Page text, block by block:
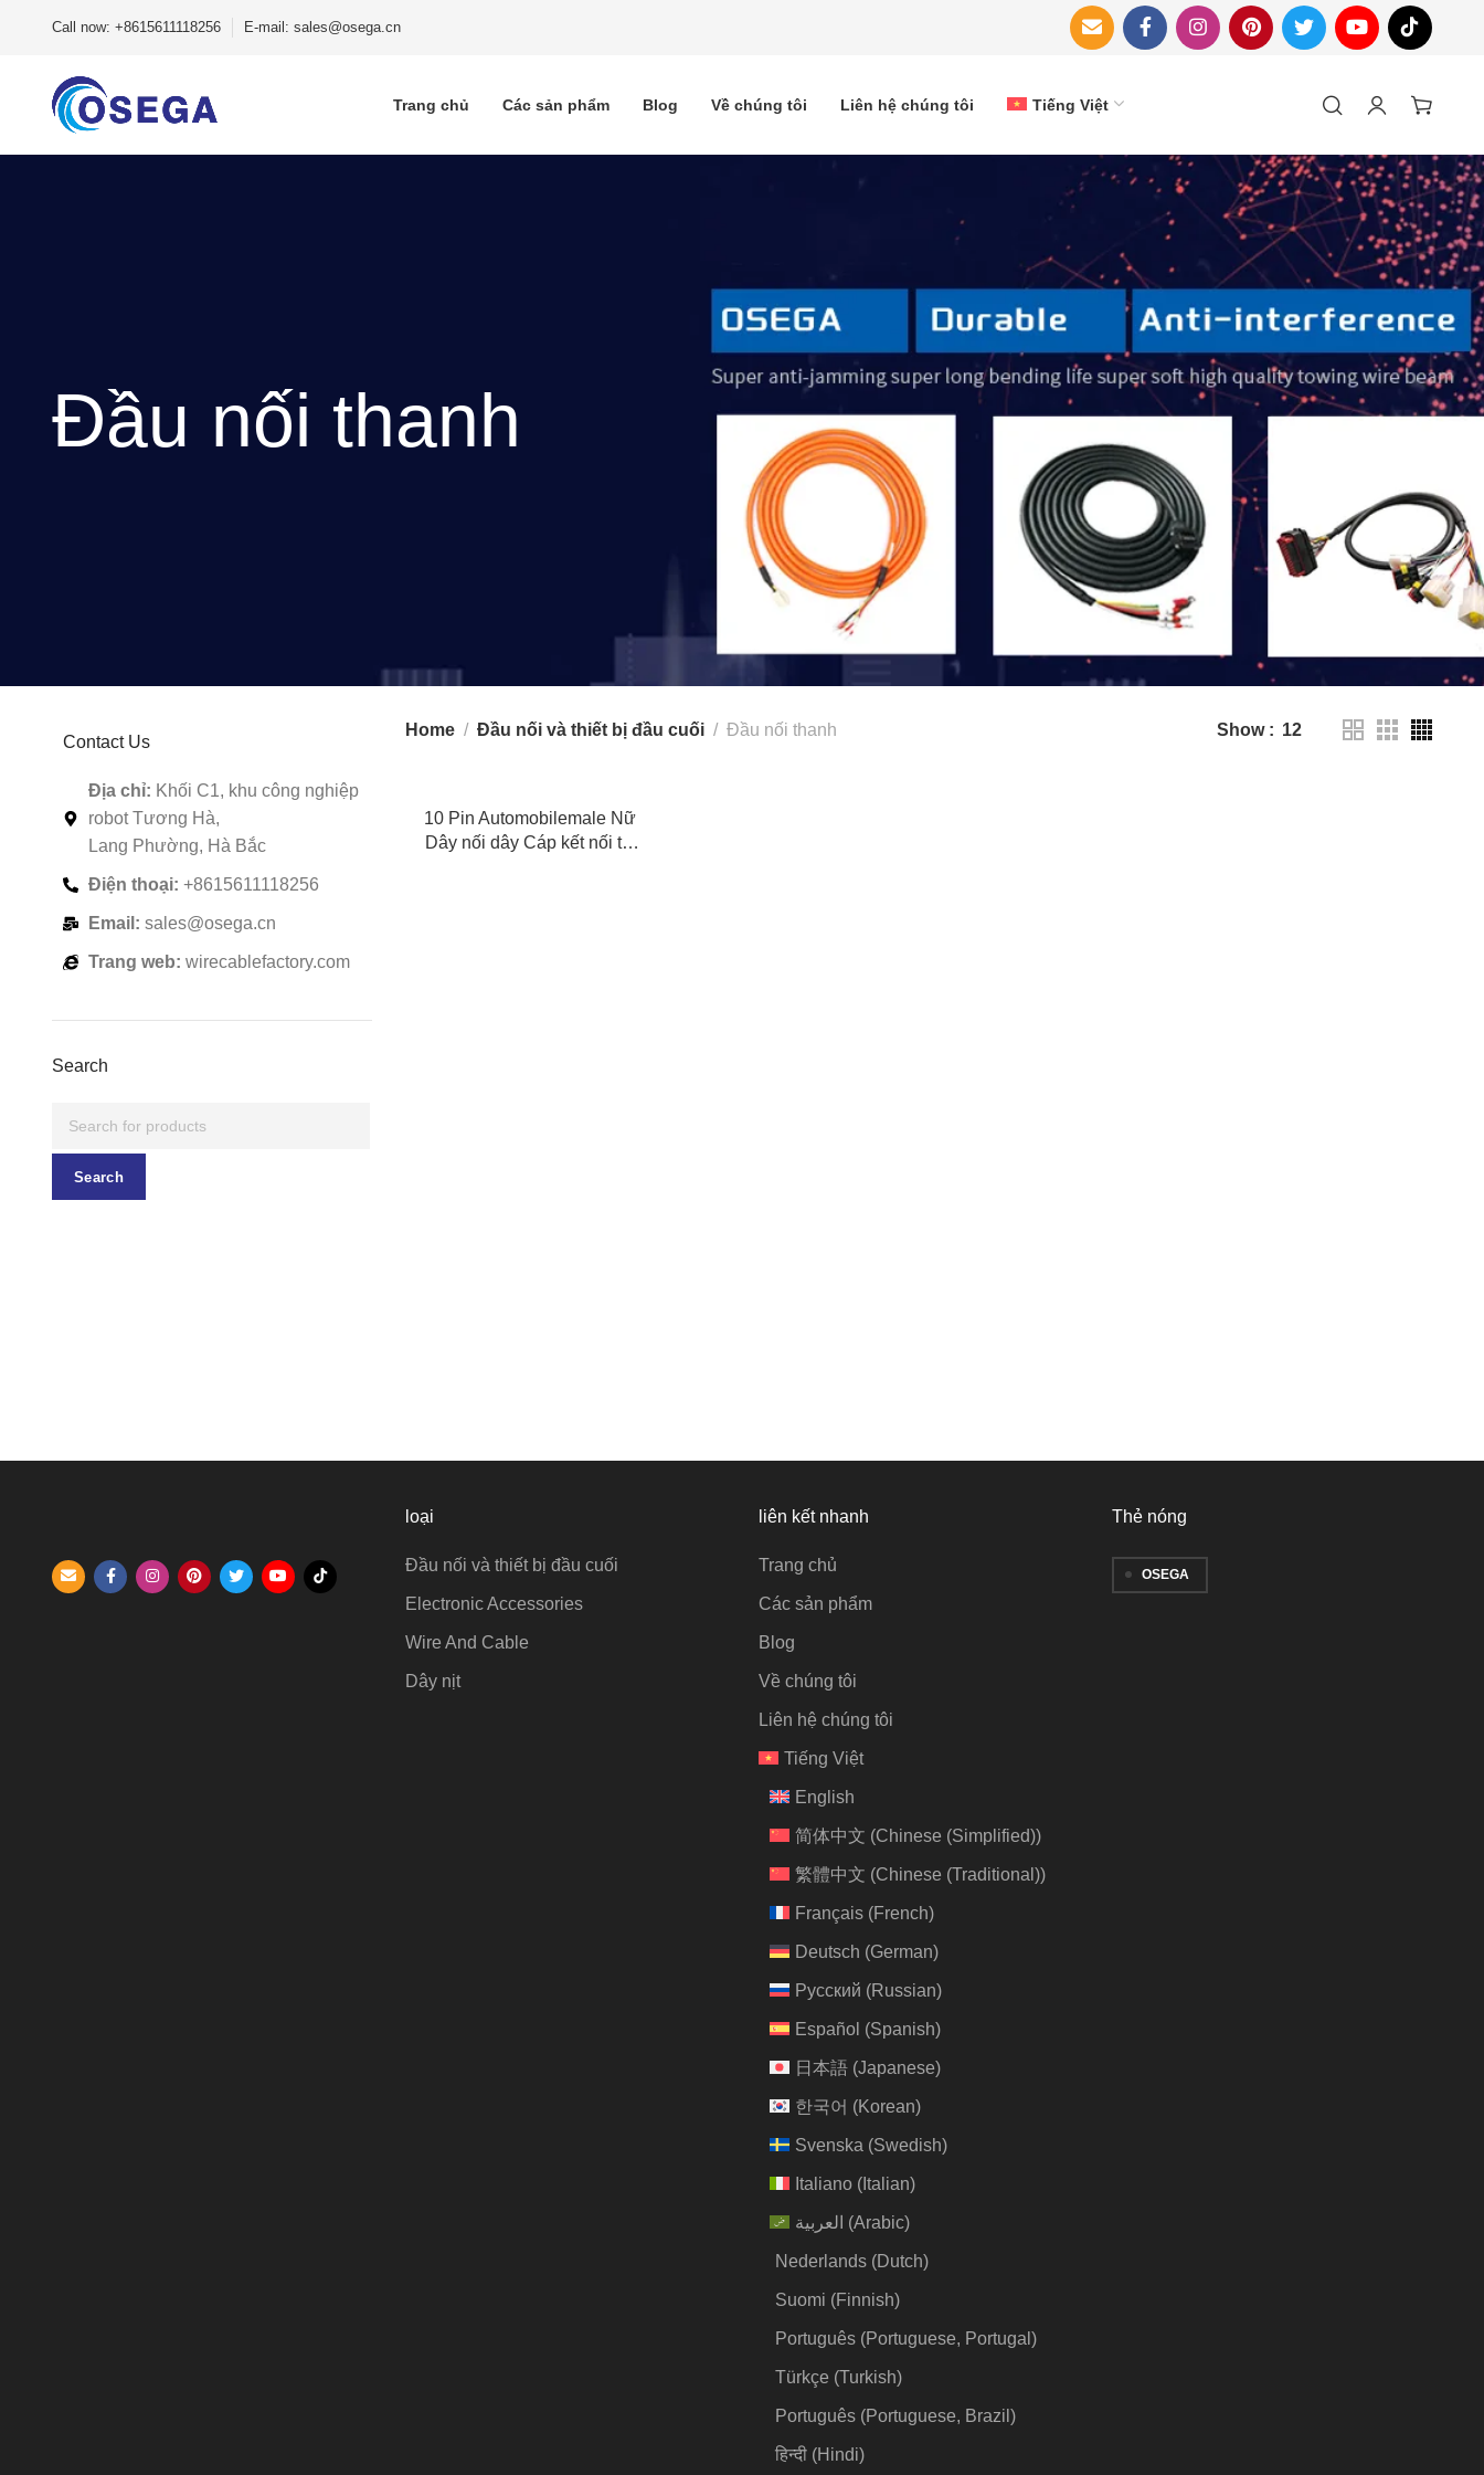
Call now: +8615611118256 E-mail: sales@osega.cn
Trang chủ Các sản phẩm Blog Về chúng tôi Liên hệ chúng tôi Tiếng Việt
Đầu nối thanh
Contact Us
Địa chỉ: Khối C1, khu công nghiệp
robot Tương Hà,
Lang Phường, Hà Bắc
Điện thoại: +8615611118256
Email: sales@osega.cn
Trang web: wirecablefactory.com
Search
Search
Home Đầu nối và thiết bị đầu cuối Đầu nối thanh Show 12
10 Pin Automobilemale Nữ
Dây nối dây Cáp kết nối tự
loại
Đầu nối và thiết bị đầu cuối
Electronic Accessories
Wire And Cable
Dây nịt
liên kết nhanh
Trang chủ
Các sản phẩm
Blog
Về chúng tôi
Liên hệ chúng tôi
Tiếng Việt
English
简体中文 (Chinese (Simplified))
繁體中文 (Chinese (Traditional))
Français(French)
Deutsch (German)
Русский (Russian)
Español (Spanish)
日本語(Japanese)
한국어 (Korean)
Svenska (Swedish)
Italiano(Italian)
العربية (Arabic)
Nederlands(Dutch)
Suomi (Finnish)
Português(Portuguese, Portugal )
Türkçe (Turkish)
Português(Portuguese, Brazil )
हिन्दी(Hindi)
Thẻ nóng
OSEGA